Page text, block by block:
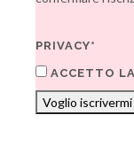
PRIVACY*
ACCETTO LA
Voglio iscrivermi